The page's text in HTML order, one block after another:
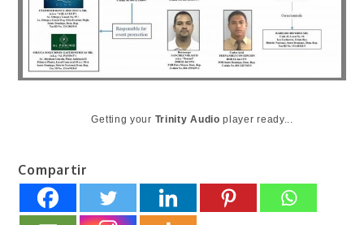
Getting your Trinity Audio player ready...
Compartir